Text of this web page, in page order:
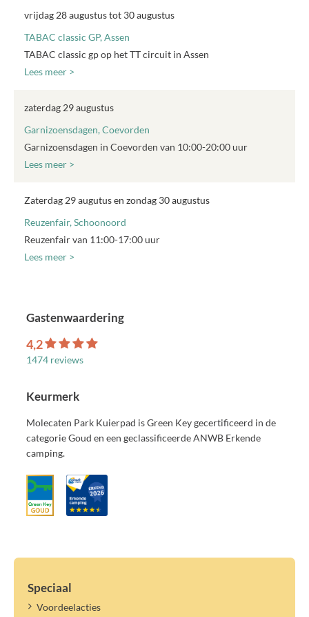
vrijdag 28 augustus tot 30 augustus
TABAC classic GP, Assen
TABAC classic gp op het TT circuit in Assen
Lees meer >
zaterdag 29 augustus
Garnizoensdagen, Coevorden
Garnizoensdagen in Coevorden van 10:00-20:00 uur
Lees meer >
Zaterdag 29 augutus en zondag 30 augustus
Reuzenfair, Schoonoord
Reuzenfair van 11:00-17:00 uur
Lees meer >
Gastenwaardering
4,2
1474 reviews
Keurmerk
Molecaten Park Kuierpad is Green Key gecertificeerd in de
categorie Goud en een geclassificeerde ANWB Erkende
camping.
Speciaal
Voordeelacties